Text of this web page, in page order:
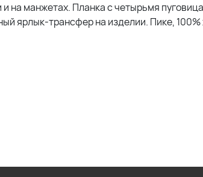
и на манжетах. Планка с четырьмя
ярлык-трансфер на изделии. Пике, 100%